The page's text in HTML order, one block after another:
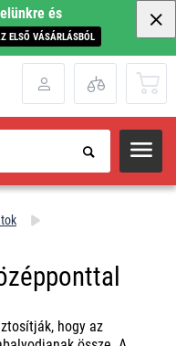
és
ELSŐ VÁSÁRLÁSBÓL
hogy az